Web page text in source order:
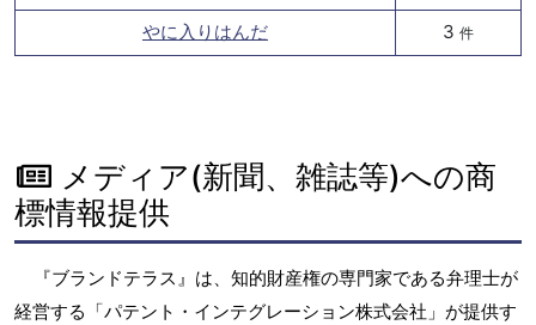
やに入りはんだ 3 件
メディア(新聞、雑誌等)への商
標情報提供
『ブランドテラス』は、知的財産権の専門家である弁理士が
経営する「パテント・インテグレーション株式会社」が提供す